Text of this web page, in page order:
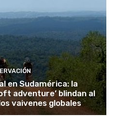
en Sudamérica: la
adventure’ blindan al
vaivenes globales